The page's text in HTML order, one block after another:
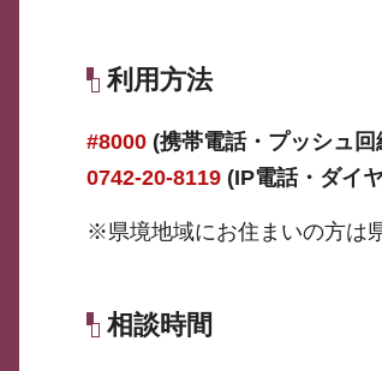
利用方法
#8000 (携帯電話・プッシュ回
0742-20-8119 (IP電話・ダイ
※県境地域にお住まいの方は
相談時間